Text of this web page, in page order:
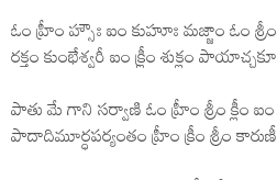
ఓం హ్రీం హ్సౌః ఐం కుహూః మజ్జాం ఓం
రక్తం కుంభేశ్వరీ ఐం క్ర్లీం శుక్లం
పాతు మే గాని సర్వాణి ఓం హ్రీం శ్రీం క్లీం
పాదాదిమూర్ధపర్యంతం హ్రీం క్రీం శ్రీం